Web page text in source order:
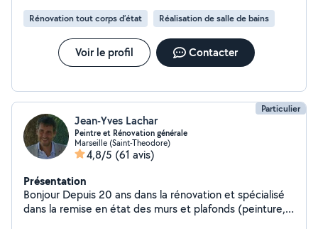
Rénovation tout corps d’état Réalisation de salle de bains
Voir le profil Contacter
Particulier
Jean-Yves Lachar
Peintre et Rénovation générale
Marseille (Saint-Theodore)
4,8/5 (61 avis)
Présentation
Bonjour Depuis 20 ans dans la rénovation et spécialisé
dans la remise en état des murs et plafonds (peinture,